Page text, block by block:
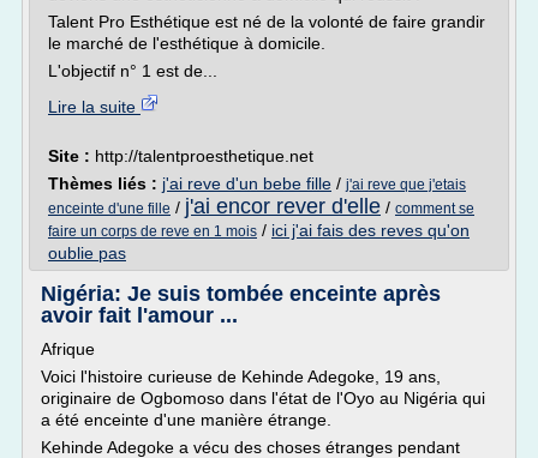
Talent Pro Esthétique est né de la volonté de faire grandir
le marché de l'esthétique à domicile.
L'objectif n° 1 est de...
Lire la suite
Site : http://talentproesthetique.net
Thèmes liés : j'ai reve d'un bebe fille / j'ai reve que j'etais
enceinte d'une fille / j'ai encor rever d'elle / comment se
faire un corps de reve en 1 mois / ici j'ai fais des reves qu'on
oublie pas
Nigéria: Je suis tombée enceinte après
avoir fait l'amour ...
Afrique
Voici l'histoire curieuse de Kehinde Adegoke, 19 ans,
originaire de Ogbomoso dans l'état de l'Oyo au Nigéria qui
a été enceinte d'une manière étrange.
Kehinde Adegoke a vécu des choses étranges pendant